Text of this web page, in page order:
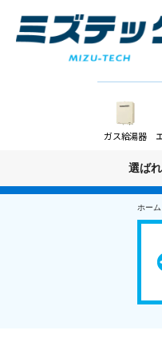
ガス給湯器
選ば
ホーム